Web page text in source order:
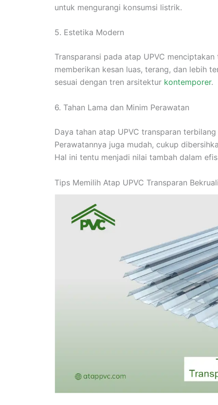
untuk mengurangi konsumsi listrik.
5. Estetika Modern
Transparansi pada atap UPVC
memberikan kesan luas, terang, dan lebih
sesuai dengan tren arsitektur kontemporer.
6. Tahan Lama dan Minim Perawatan
Daya tahan atap UPVC transparan
Perawatannya juga mudah, cukup
Hal ini tentu menjadi nilai tambah dalam
Tips Memilih Atap UPVC Transparan